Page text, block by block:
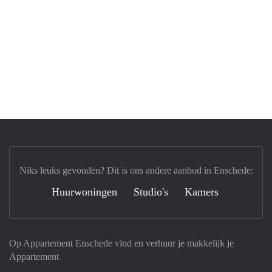
Op Appartement Enschede vind en verhuur je makkelijk je
Appartement
Niks leuks gevonden? Dit is ons andere aanbod in Enschede:
Huurwoningen Studio's Kamers